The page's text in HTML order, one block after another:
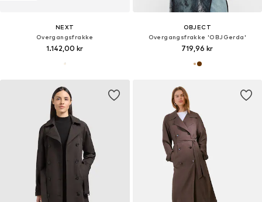
NEXT
Overgangsfrakke
1.142,00 kr
OBJECT
Overgangsfrakke 'OBJGerda'
719,96 kr